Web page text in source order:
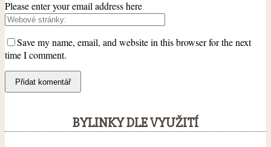
Please enter your email address here
Save my name, email, and website in this browser for the next
time I comment.
BYLINKY DLE VYUŽITÍ